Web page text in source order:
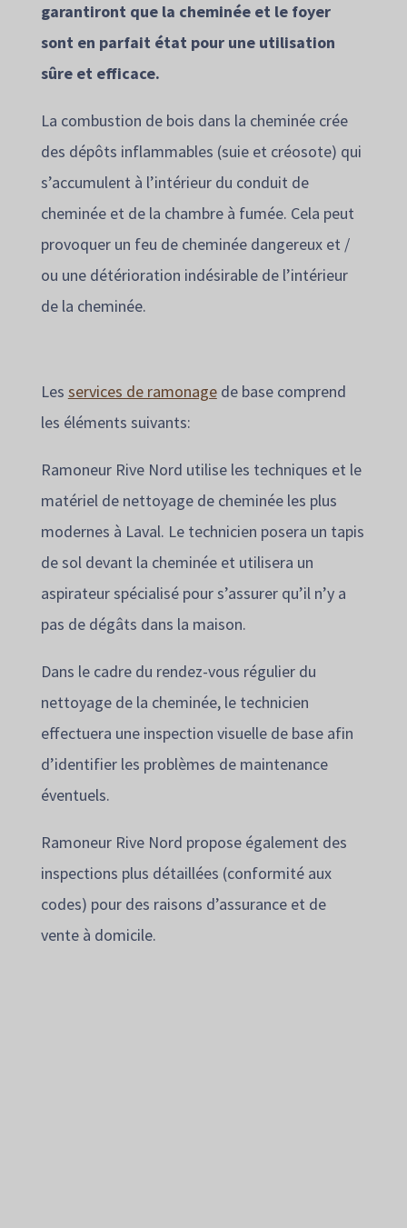
garantiront que la cheminée et le foyer
sont en parfait état pour une utilisation
sûre et efficace.
La combustion de bois dans la cheminée crée
des dépôts inflammables (suie et créosote) qui
s’accumulent à l’intérieur du conduit de
cheminée et de la chambre à fumée. Cela peut
provoquer un feu de cheminée dangereux et /
ou une détérioration indésirable de l’intérieur
de la cheminée.
Les services de ramonagede base comprend
les éléments suivants:
Ramoneur Rive Nord utilise les techniques et le
matériel de nettoyage de cheminée les plus
modernes à Laval. Le technicien posera un tapis
de sol devant la cheminée et utilisera un
aspirateur spécialisé pour s’assurer qu’il n’y a
pas de dégâts dans la maison.
Dans le cadre du rendez-vous régulier du
nettoyage de la cheminée, le technicien
effectuera une inspection visuelle de base afin
d’identifier les problèmes de maintenance
éventuels.
Ramoneur Rive Nord propose également des
inspections plus détaillées (conformité aux
codes) pour des raisons d’assurance et de
vente à domicile.